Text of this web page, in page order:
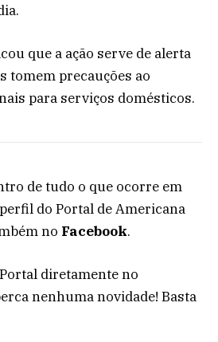
que a ação serve de alerta
tomem precauções ao
para serviços domésticos.
de tudo o que ocorre em
do Portal de Americana
no Facebook.
diretamente no
nenhuma novidade! Basta